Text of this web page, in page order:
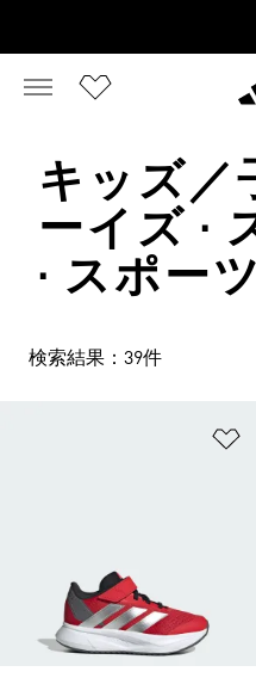
キッズ／
ーイズ ·
· スポー
検索結果：39件